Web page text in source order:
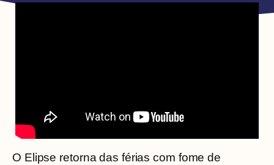
O Elipse retorna das férias com fome de